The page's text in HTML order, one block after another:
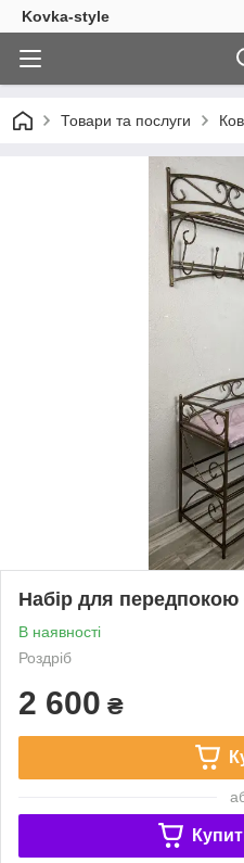
Kovka-style
Товари та послуги
Набір для
В наявності
Роздріб
2 600 ₴